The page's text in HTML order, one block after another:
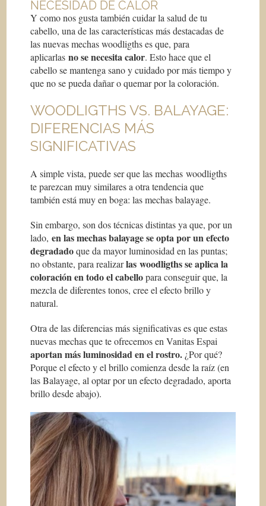
NECESIDAD DE CALOR
Y como nos gusta también cuidar la salud de tu
cabello, una de las características más destacadas de
las nuevas mechas woodligths es que, para
aplicarlas no se necesita calor. Esto hace que el
cabello se mantenga sano y cuidado por más tiempo y
que no se pueda dañar o quemar por la coloración.
WOODLIGTHS VS. BALAYAGE:
DIFERENCIAS MÁS
SIGNIFICATIVAS
A simple vista, puede ser que las mechas woodligths
te parezcan muy similares a otra tendencia que
también está muy en boga: las mechas balayage.
Sin embargo, son dos técnicas distintas ya que, por un
lado, en las mechas balayage se opta por un efecto
degradadoque da mayor luminosidad en las puntas;
no obstante, para realizarlas woodligths se aplica la
coloración en todo el cabellopara conseguir que, la
mezcla de diferentes tonos, cree el efecto brillo y
natural.
Otra de las diferencias más significativas es que estas
nuevas mechas que te ofrecemos en Vanitas Espai
aportan más luminosidad en el rostro.¿Por qué?
Porque el efecto y el brillo comienza desde la raíz (en
las Balayage, al optar por un efecto degradado, aporta
brillo desde abajo).